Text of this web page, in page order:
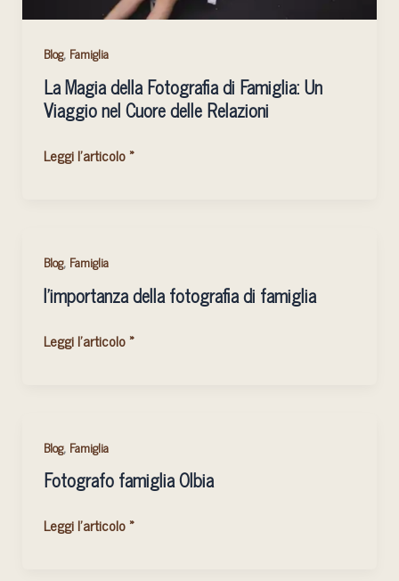
Blog, Famiglia
La Magia della Fotografia di Famiglia: Un
Viaggio nel Cuore delle Relazioni
delle
Relazioni
Leggi l'articolo »
Blog, Famiglia
l’importanza della fotografia di famiglia
l’importanza
della
fotografia
famiglia
Leggi l'articolo »
Blog, Famiglia
Fotografo famiglia Olbia
Fotografo
famiglia
Olbia
Leggi l'articolo »